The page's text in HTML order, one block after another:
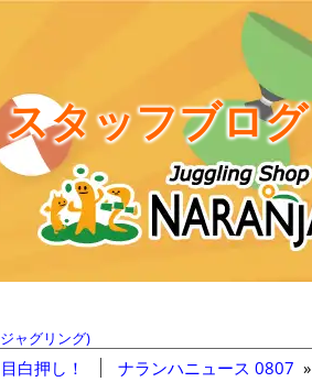
スタッフブログ
ャグリング)
白押し！ ナランハニュース 0807 »